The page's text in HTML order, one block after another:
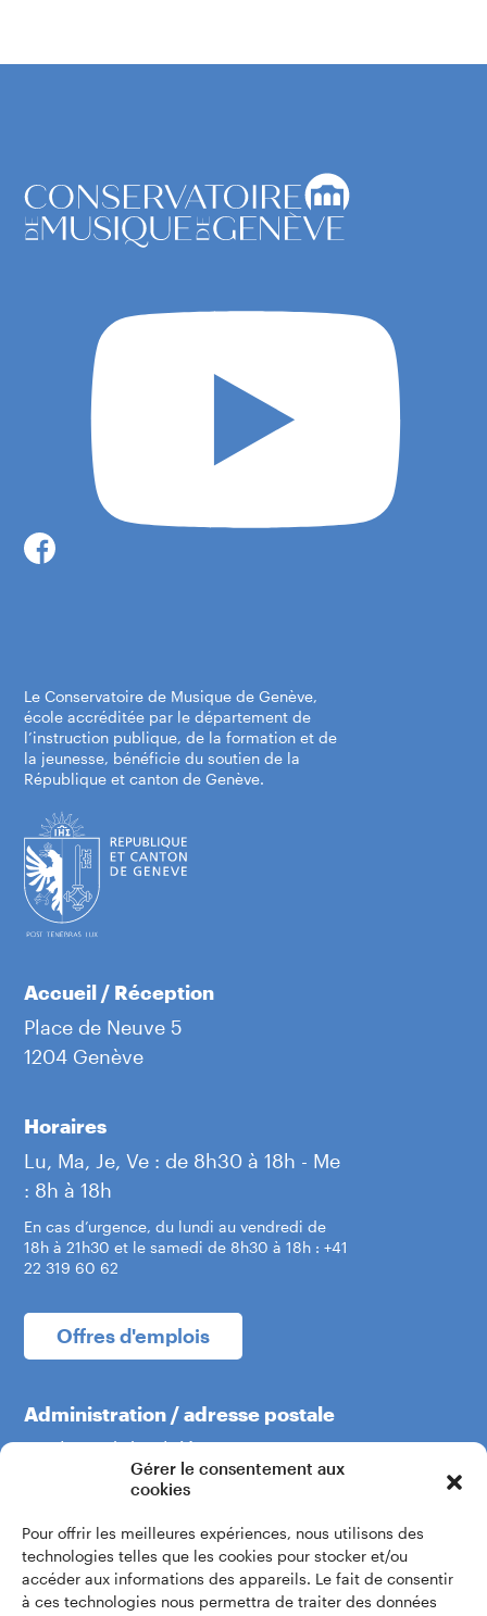
Gérer le consentement aux
cookies
Pour offrir les meilleures expériences, nous utilisons des
technologies telles que les cookies pour stocker et/ou
accéder aux informations des appareils. Le fait de consentir
à ces technologies nous permettra de traiter des données
Le Conservatoire de Musique de Genève,
école accréditée par le département de
l’instruction publique, de la formation et de
la jeunesse, bénéficie du soutien de la
République et canton de Genève.
Accueil / Réception
Place de Neuve 5
1204 Genève
Horaires
Lu, Ma, Je, Ve : de 8h30 à 18h - Me
: 8h à 18h
En cas d’urgence, du lundi au vendredi de
18h à 21h30 et le samedi de 8h30 à 18h : +41
22 319 60 62
Offres d'emplois
Administration / adresse postale
Boulevard du Théâtre 5
1204 Genève
+41 22 319 60 60